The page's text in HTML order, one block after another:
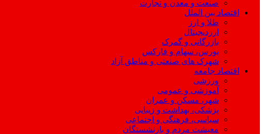
صنعت و معدن و تجارت
اقتصاد بین الملل
طلا و ارز
ارزدیجیتال
بازرگانی و گمرک
بورس، سهام و فارکس
شهرک های صنعتی و مناطق آزاد
اقتصاد جامعه
ورزشی
آموزشی و عمومی
شهر، مسکن و عمران
پزشکی، بهداشت و زیبایی
سیاسی، فرهنگی و اجتماعی
معیشت مردم و بازنشستگان